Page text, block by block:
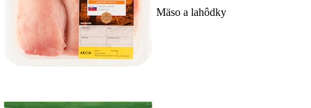
Mäso a lahôdky